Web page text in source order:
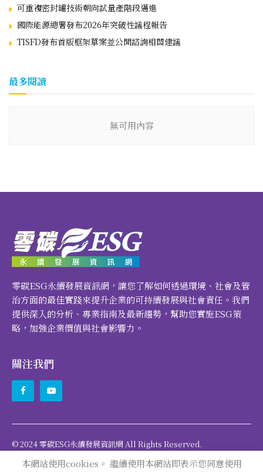
可重複密封罐技術朝向試量產階段邁進
國際能源總署發布2026年突破性議程報告
TISFD發布首版框架草案並公開諮詢相關建議
最多閱讀
無可用內容
零碳ESG永續發展資訊網，讓您了解如何透過環境、社會及管
治方面的最佳實踐來提升企業的可持續發展與社會責任。我們
提供深入的分析、專業指南及最新趨勢，幫助您實施ESG策
略，加強企業價值與社會影響力。
關注我們
© 2024 零碳ESG永續發展資訊網 All Rights Reserved.
本網站使用cookies。 繼續使用本網站即表示您同意使用